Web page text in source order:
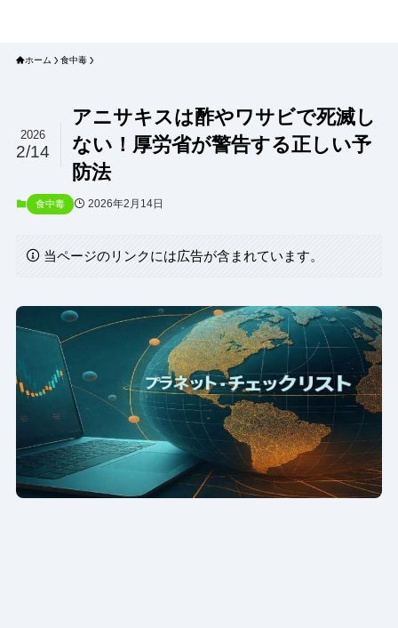
ホーム 食中毒
アニサキスは酢やワサビで死滅し
ない！厚労省が警告する正しい予
防法
2026
2/14
食中毒 2026年2月14日
当ページのリンクには広告が含まれています。